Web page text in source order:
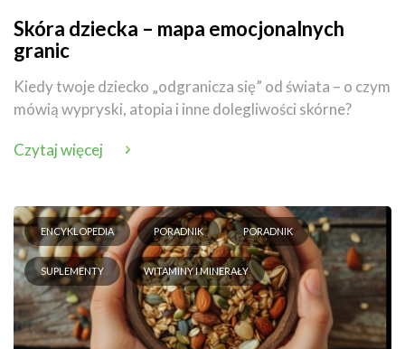
Skóra dziecka – mapa emocjonalnych
granic
Kiedy twoje dziecko „odgranicza się” od świata – o czym
mówią wypryski, atopia i inne dolegliwości skórne?
Czytaj więcej
ENCYKLOPEDIA PORADNIK PORADNIK
SUPLEMENTY WITAMINY I MINERAŁY